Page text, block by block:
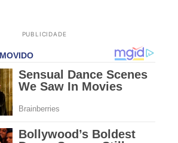
PUBLICIDADE